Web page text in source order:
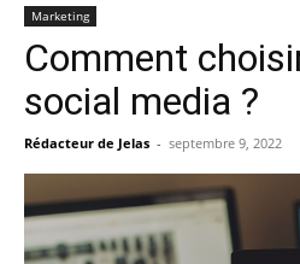
Marketing
Comment
social media ?
Rédacteur de Jelas - septembre 9, 2022